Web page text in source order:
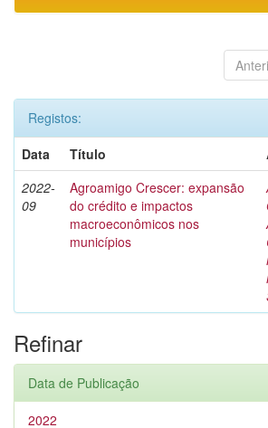
Registos:
Data
Título
2022-
09
Agroamigo Crescer: expansão
do crédito e impactos
macroeconômicos nos
municípios
Refinar
Data de Publicação
2022